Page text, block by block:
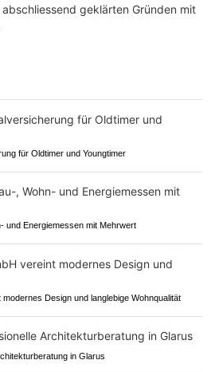
geklärten Gründen mit
für Oldtimer und Youngtimer
und Energiemessen mit Mehrwert
Design und langlebige Wohnqualität
in Glarus